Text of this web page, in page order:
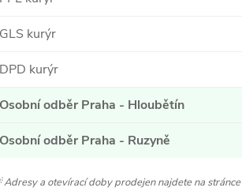
GLS kurýr
DPD kurýr
Osobní odběr Praha - Hloubětín
Osobní odběr Praha - Ruzyně
Adresy a otevírací doby prodejen najdete na stránce